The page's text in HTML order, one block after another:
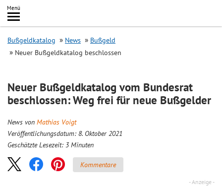
Inhalt
springen
Menü
Search
Bußgeldkatalog News
Bußgeld
Neuer Bußgeldkatalog beschlossen
Neuer Bußgeldkatalog vom Bundesrat
beschlossen: Weg frei für neue Bußgelder
News von Mathias Voigt
Veröffentlichungsdatum: 8. Oktober 2021
Geschätzte Lesezeit: 3 Minuten
Kommentare